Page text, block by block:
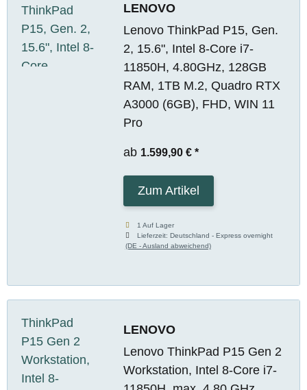
LENOVO
Lenovo ThinkPad P15, Gen.
2, 15.6", Intel 8-Core i7-
11850H, 4.80GHz, 128GB
RAM, 1TB M.2, Quadro RTX
A3000 (6GB), FHD, WIN 11
Pro
ab 1.599,90 € *
Zum Artikel
1 Auf Lager
Lieferzeit:Deutschland - Express overnight
(DE - Ausland abweichend)
LENOVO
Lenovo ThinkPad P15 Gen 2
Workstation, Intel 8-Core i7-